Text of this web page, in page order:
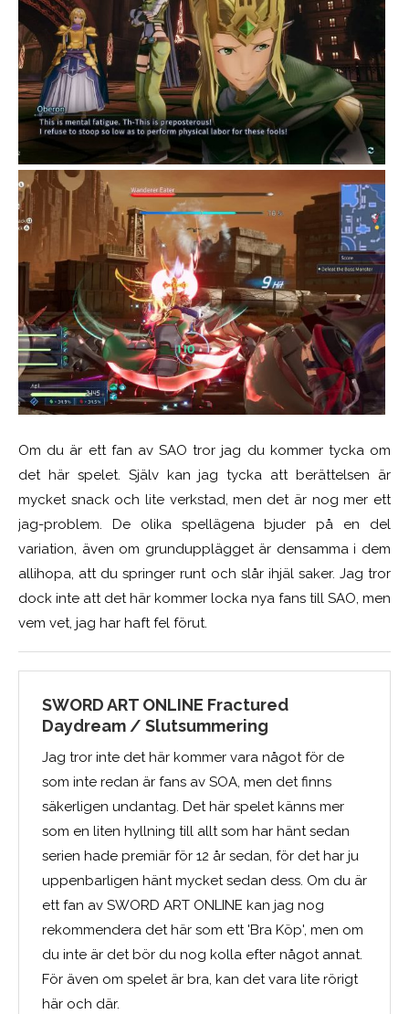
Om du är ett fan av SAO tror jag du kommer tycka om
det här spelet. Själv kan jag tycka att berättelsen är
mycket snack och lite verkstad, men det är nog mer ett
jag-problem. De olika spellägena bjuder på en del
variation, även om grundupplägget är densamma i dem
allihopa, att du springer runt och slår ihjäl saker. Jag tror
dock inte att det här kommer locka nya fans till SAO, men
vem vet, jag har haft fel förut.
SWORD ART ONLINE Fractured
Daydream / Slutsummering
Jag tror inte det här kommer vara något för de
som inte redan är fans av SOA, men det finns
säkerligen undantag. Det här spelet känns mer
som en liten hyllning till allt som har hänt sedan
serien hade premiär för 12 år sedan, för det har ju
uppenbarligen hänt mycket sedan dess. Om du är
ett fan av SWORD ART ONLINE kan jag nog
rekommendera det här som ett 'Bra Köp', men om
du inte är det bör du nog kolla efter något annat.
För även om spelet är bra, kan det vara lite rörigt
här och där.